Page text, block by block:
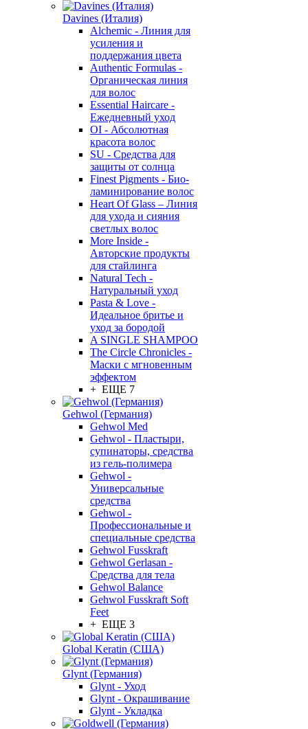
Davines (Италия)
Alchemic - Линия для
усиления и
поддержания цвета
Authentic Formulas -
Органическая линия
для волос
Essential Haircare -
Eжедневный уход
OI - Абсолютная
красота волос
SU - Средства для
защиты от солнца
Finest Pigments - Био-
ламинирование волос
Heart Of Glass – Линия
для ухода и сияния
светлых волос
More Inside -
Авторские продукты
для стайлинга
Natural Tech -
Натуральный уход
Pasta & Love -
Идеальное бритье и
уход за бородой
A SINGLE SHAMPOO
The Circle Chronicles -
Маски с мгновенным
эффектом
+ ЕЩЕ 7
Gehwol (Германия)
Gehwol Med
Gehwol - Пластыри,
супинаторы, средства
из гель-полимера
Gehwol -
Универсальные
средства
Gehwol -
Профессиональные и
специальные средства
Gehwol Fusskraft
Gehwol Gerlasan -
Средства для тела
Gehwol Balance
Gehwol Fusskraft Soft
Feet
+ ЕЩЕ 3
Global Keratin (США)
Glynt (Германия)
Glynt - Уход
Glynt - Окрашивание
Glynt - Укладка